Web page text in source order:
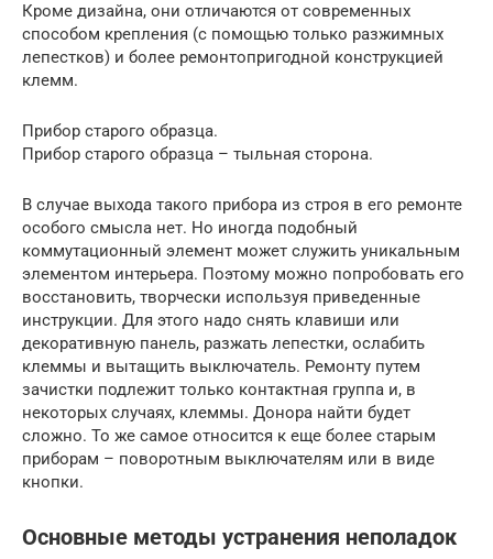
Кроме дизайна, они отличаются от современных
способом крепления (с помощью только разжимных
лепестков) и более ремонтопригодной конструкцией
клемм.
Прибор старого образца.
Прибор старого образца – тыльная сторона.
В случае выхода такого прибора из строя в его ремонте
особого смысла нет. Но иногда подобный
коммутационный элемент может служить уникальным
элементом интерьера. Поэтому можно попробовать его
восстановить, творчески используя приведенные
инструкции. Для этого надо снять клавиши или
декоративную панель, разжать лепестки, ослабить
клеммы и вытащить выключатель. Ремонту путем
зачистки подлежит только контактная группа и, в
некоторых случаях, клеммы. Донора найти будет
сложно. То же самое относится к еще более старым
приборам – поворотным выключателям или в виде
кнопки.
Основные методы устранения неполадок